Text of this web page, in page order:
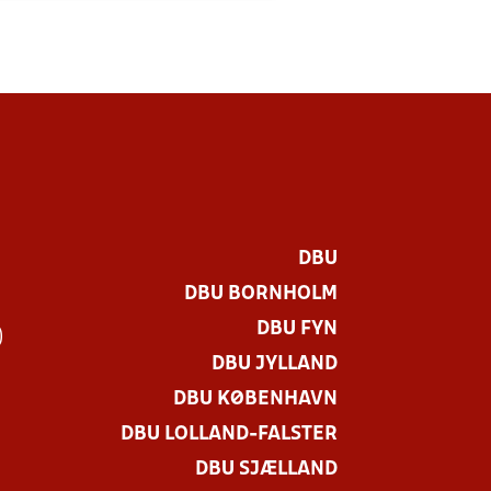
DBU
DBU BORNHOLM
DBU FYN
DBU JYLLAND
DBU KØBENHAVN
DBU LOLLAND-FALSTER
DBU SJÆLLAND